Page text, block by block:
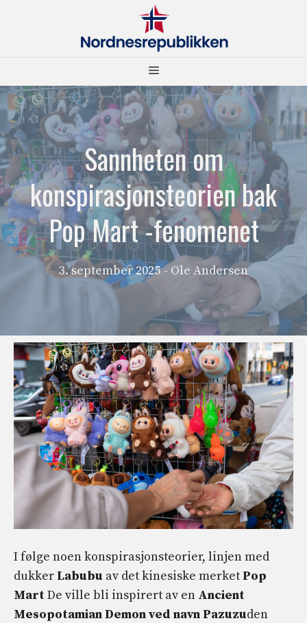
Meny
Sannheten om
konspirasjonsteorien bak
Pop Mart -fenomenet
3. september 2025 - Ole Andersen
I følge noen konspirasjonsteorier, linjen med
dukker Labubu av det kinesiske merket Pop
MartDe ville bli inspirert av en Ancient
Mesopotamian Demon ved navn Pazuzuden